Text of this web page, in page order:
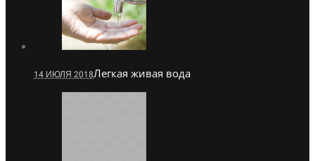
14 ИЮЛЯ 2018Легкая живая вода